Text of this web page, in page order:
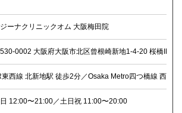
ーナクリニックオム 大阪梅田院
0002 大阪府大阪市北区曾根崎新地1-4-20 桜橋IMビ
東西線 北新地駅 徒歩2分／Osaka Metro四つ橋線 西梅
12:00〜21:00／土日祝 11:00〜20:00